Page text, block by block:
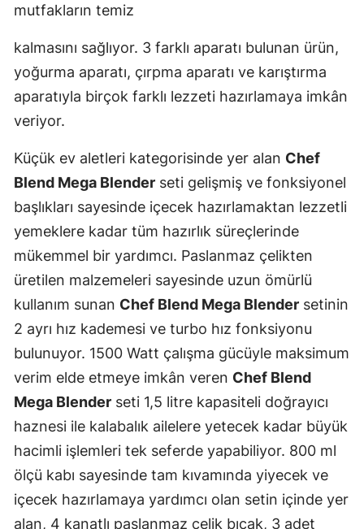
mutfakların temiz
kalmasını sağlıyor. 3 farklı aparatı bulunan ürün,
yoğurma aparatı, çırpma aparatı ve karıştırma
aparatıyla birçok farklı lezzeti hazırlamaya imkân
veriyor.
Küçük ev aletleri kategorisinde yer alan Chef
Blend Mega Blender seti gelişmiş ve fonksiyonel
başlıkları sayesinde içecek hazırlamaktan lezzetli
yemeklere kadar tüm hazırlık süreçlerinde
mükemmel bir yardımcı. Paslanmaz çelikten
üretilen malzemeleri sayesinde uzun ömürlü
kullanım sunan Chef Blend Mega Blender setinin
2 ayrı hız kademesi ve turbo hız fonksiyonu
bulunuyor. 1500 Watt çalışma gücüyle maksimum
verim elde etmeye imkân veren Chef Blend
Mega Blender seti 1,5 litre kapasiteli doğrayıcı
haznesi ile kalabalık ailelere yetecek kadar büyük
hacimli işlemleri tek seferde yapabiliyor. 800 ml
ölçü kabı sayesinde tam kıvamında yiyecek ve
içecek hazırlamaya yardımcı olan setin içinde yer
alan, 4 kanatlı paslanmaz çelik bıçak, 3 adet